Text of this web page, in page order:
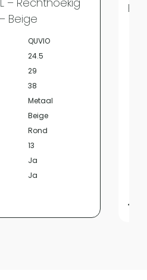
Beige
QUVIO
24.5
29
38
Metaal
Beige
Rond
13
Ja
Ja